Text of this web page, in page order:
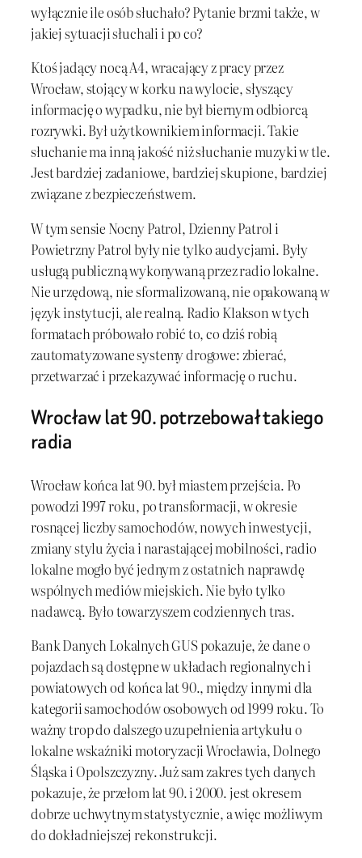
wyłącznie ile osób słuchało? Pytanie brzmi także, w
jakiej sytuacji słuchali i po co?
Ktoś jadący nocą A4, wracający z pracy przez
Wrocław, stojący w korku na wylocie, słyszący
informację o wypadku, nie był biernym odbiorcą
rozrywki. Był użytkownikiem informacji. Takie
słuchanie ma inną jakość niż słuchanie muzyki w tle.
Jest bardziej zadaniowe, bardziej skupione, bardziej
związane z bezpieczeństwem.
W tym sensie Nocny Patrol, Dzienny Patrol i
Powietrzny Patrol były nie tylko audycjami. Były
usługą publiczną wykonywaną przez radio lokalne.
Nie urzędową, nie sformalizowaną, nie opakowaną w
język instytucji, ale realną. Radio Klakson w tych
formatach próbowało robić to, co dziś robią
zautomatyzowane systemy drogowe: zbierać,
przetwarzać i przekazywać informację o ruchu.
Wrocław lat 90. potrzebował takiego
radia
Wrocław końca lat 90. był miastem przejścia. Po
powodzi 1997 roku, po transformacji, w okresie
rosnącej liczby samochodów, nowych inwestycji,
zmiany stylu życia i narastającej mobilności, radio
lokalne mogło być jednym z ostatnich naprawdę
wspólnych mediów miejskich. Nie było tylko
nadawcą. Było towarzyszem codziennych tras.
Bank Danych Lokalnych GUS pokazuje, że dane o
pojazdach są dostępne w układach regionalnych i
powiatowych od końca lat 90., między innymi dla
kategorii samochodów osobowych od 1999 roku. To
ważny trop do dalszego uzupełnienia artykułu o
lokalne wskaźniki motoryzacji Wrocławia, Dolnego
Śląska i Opolszczyzny. Już sam zakres tych danych
pokazuje, że przełom lat 90. i 2000. jest okresem
dobrze uchwytnym statystycznie, a więc możliwym
do dokładniejszej rekonstrukcji.